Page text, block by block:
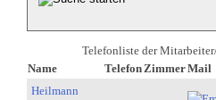
Telefonliste der
Name
Telefon ZimmerMail
Heilmann